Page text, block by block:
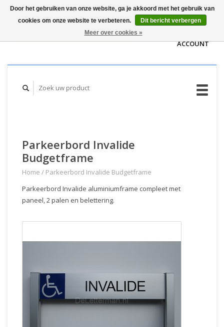
WINKELWAGEN
ACCOUNT
Parkeerbord Invalide
Budgetframe
Home / Parkeerbord Invalide Budgetframe
Parkeerbord Invalide aluminiumframe compleet met
paneel, 2 palen en belettering.
Door het gebruiken van onze website, ga je akkoord met het gebruik van
cookies om onze website te verbeteren.
Dit bericht verbergen
Meer over cookies »